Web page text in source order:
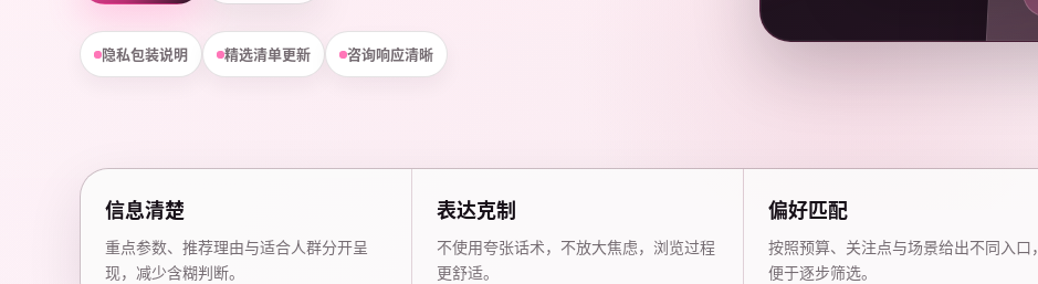
隐私包装说明 精选清单更新 咨询响应清晰
信息清楚
重点参数、推荐理由与适合人群分开呈
现，减少含糊判断。
表达克制
不使用夸张话术，不放大焦虑，浏览过程
更舒适。
偏好匹配
按照预算、关注点与场景给出不同入口，
便于逐步筛选。